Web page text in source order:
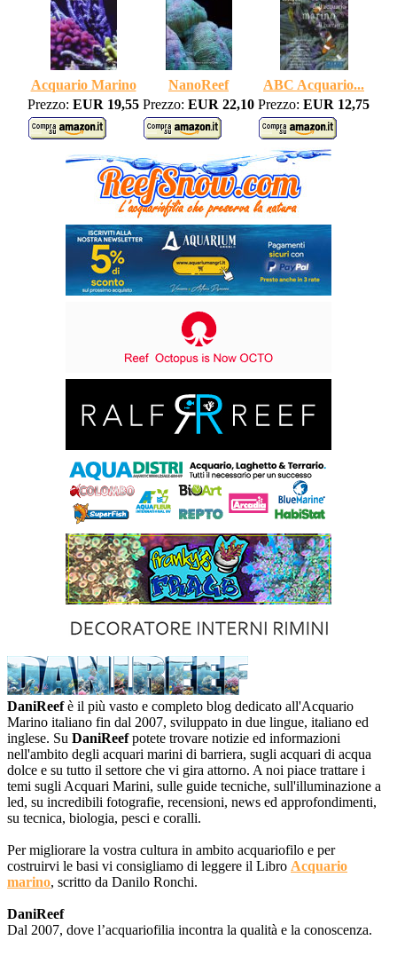
Acquario Marino NanoReef
ABC Acquario...
Prezzo: EUR 19,55 Prezzo: EUR 22,10 Prezzo: EUR 12,75
DaniReefè il più vasto e completo blog dedicato all'Acquario
Marino italiano fin dal 2007, sviluppato in due lingue, italiano ed
inglese. Su DaniReefpotete trovare notizie ed informazioni
nell'ambito degli acquari marini di barriera, sugli acquari di acqua
dolce e su tutto il settore che vi gira attorno. A noi piace trattare i
temi sugli Acquari Marini, sulle guide tecniche, sull'illuminazione a
led, su incredibili fotografie, recensioni, news ed approfondimenti,
su tecnica, biologia, pesci e coralli.
Per migliorare la vostra cultura in ambito acquariofilo e per
costruirvi le basi vi consigliamo di leggere il Libro Acquario
marino, scritto da Danilo Ronchi.
DaniReef
Dal 2007, dove l’acquariofilia incontra la qualità e la conoscenza.